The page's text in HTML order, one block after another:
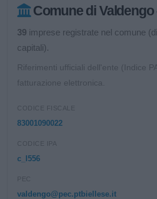
Comune di
39 imprese registrate nel comune
capitali).
Riferimenti ufficiali dell'ente (Indice
fatturazione elettronica.
CODICE FISCALE
83001090022
CODICE IPA
c_l556
PEC
valdengo@pec.ptbiellese.it